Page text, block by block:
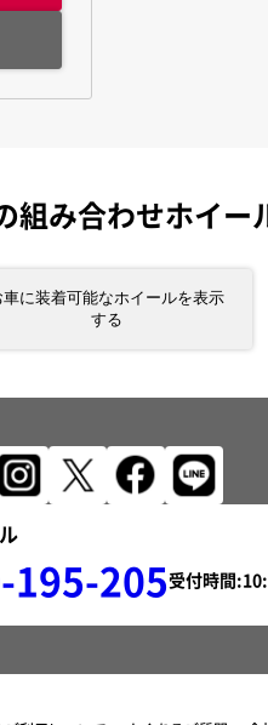
組み合わせホイー
車に装着可能なホイールを表示
する
195-205受付時間: